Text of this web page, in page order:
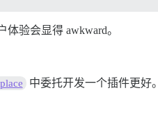
验会显得 awkward。
中委托开发一个插件更好。